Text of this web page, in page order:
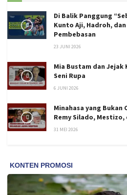
Di Balik Panggung
Kunto Aji, Hadroh,
Pembebasan
23 JUNI 2026
Mia Bustam dan Jejak
Seni Rupa
6 JUNI 2026
Minahasa yang Bukan
Remy Silado,
31 MEI 2026